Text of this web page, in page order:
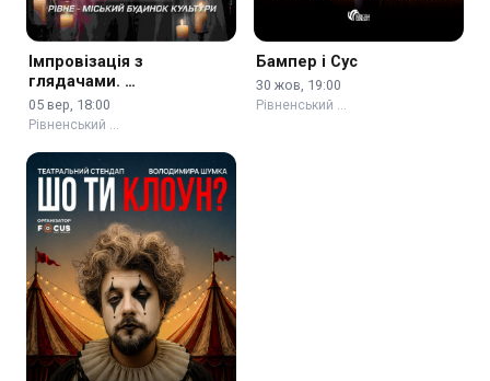
Імпровізація з
глядачами. …
05 вер, 18:00
Рівненський …
Бампер і Сус
30 жов, 19:00
Рівненський …